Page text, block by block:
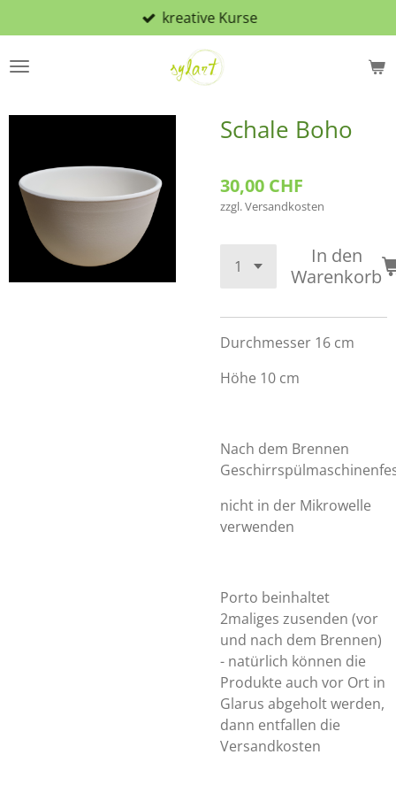
Hauptinhalt
springen
kreative Kurse
Schale Boho
30,00 CHF
zzgl. Versandkosten
In den
Warenkorb
Durchmesser 16 cm
Höhe 10 cm
Nach dem Brennen
nicht in der Mikrowelle
verwenden
Porto beinhaltet
2maliges zusenden (vor
und nach dem Brennen)
- natürlich können die
Produkte auch vor Ort in
Glarus abgeholt werden,
dann entfallen die
Versandkosten